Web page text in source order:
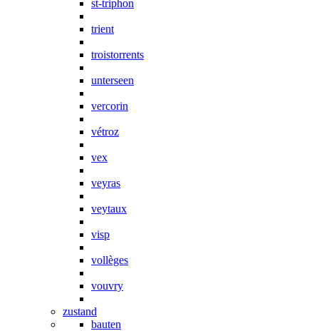
st-triphon
trient
troistorrents
unterseen
vercorin
vétroz
vex
veyras
veytaux
visp
vollèges
vouvry
zustand
bauten